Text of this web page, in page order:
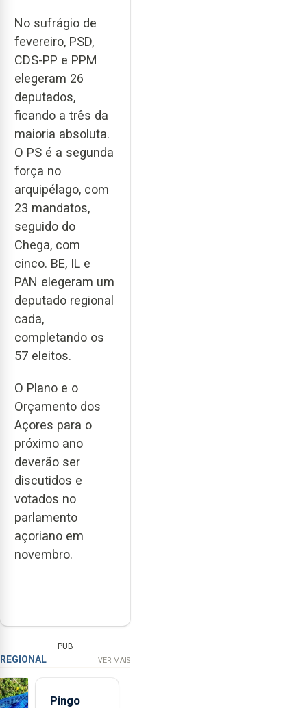
No sufrágio de
fevereiro, PSD,
CDS-PP e PPM
elegeram 26
deputados,
ficando a três da
maioria absoluta.
O PS é a segunda
força no
arquipélago, com
23 mandatos,
seguido do
Chega, com
cinco. BE, IL e
PAN elegeram um
deputado regional
cada,
completando os
57 eleitos.
O Plano e o
Orçamento dos
Açores para o
próximo ano
deverão ser
discutidos e
votados no
parlamento
açoriano em
novembro.
PUB
REGIONAL VER MAIS
Pingo